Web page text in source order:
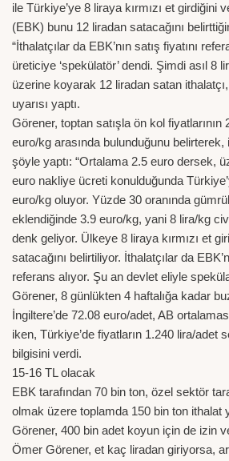
ile Türkiye’ye 8 liraya kırmızı et girdiğini
(EBK) bunu 12 liradan satacağını
“İthalatçılar da EBK’nın satış fiyatını
üreticiye ‘spekülatör’ dendi. Şimdi asıl 8
üzerine koyarak 12 liradan satan
uyarısı yaptı.
Görener, toptan satışla ön kol fiyatlarının
euro/kg arasında bulunduğunu
şöyle yaptı: “Ortalama 2.5 euro dersek,
euro nakliye ücreti konulduğunda
euro/kg oluyor. Yüzde 30 oranında
eklendiğinde 3.9 euro/kg, yani 8 lira/kg
denk geliyor. Ülkeye 8 liraya kırmızı et
satacağını belirtiliyor. İthalatçılar da
referans alıyor. Şu an devlet eliyle
Görener, 8 günlükten 4 haftalığa kadar
İngiltere’de 72.08 euro/adet, AB
iken, Türkiye’de fiyatların 1.240 lira/adet
bilgisini verdi.
15-16 TL olacak
EBK tarafından 70 bin ton, özel sektör
olmak üzere toplamda 150 bin ton ithalat
Görener, 400 bin adet koyun için de izin
Ömer Görener, et kaç liradan giriyorsa,